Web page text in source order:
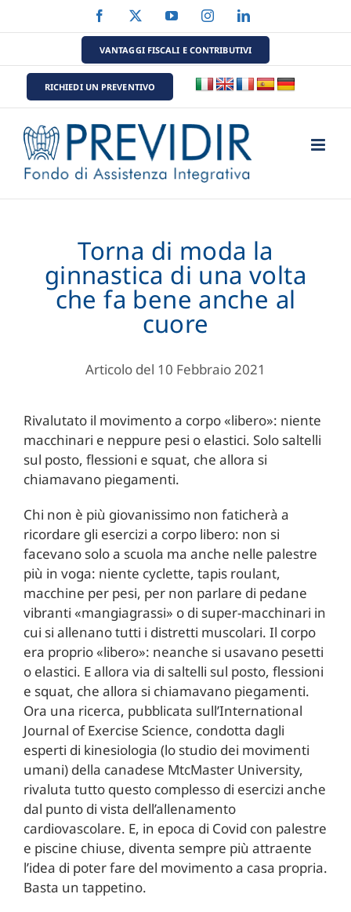
al
Facebook YouTubeInstagramLinkedIn
VANTAGGI FISCALI E CONTRIBUTIVI
RICHIEDI UN PREVENTIVO
Torna di moda la
ginnastica di una volta
che fa bene anche al
cuore
Articolo del 10 Febbraio 2021
Rivalutato il movimento a corpo «libero»: niente
macchinari e neppure pesi o elastici. Solo saltelli
sul posto, flessioni e squat, che allora si
chiamavano piegamenti.
Chi non è più giovanissimo non faticherà a
ricordare gli esercizi a corpo libero: non si
facevano solo a scuola ma anche nelle palestre
più in voga: niente cyclette, tapis roulant,
macchine per pesi, per non parlare di pedane
vibranti «mangiagrassi» o di super-macchinari in
cui si allenano tutti i distretti muscolari. Il corpo
era proprio «libero»: neanche si usavano pesetti
o elastici. E allora via di saltelli sul posto, flessioni
e squat, che allora si chiamavano piegamenti.
Ora una ricerca, pubblicata sull’International
Journal of Exercise Science, condotta dagli
esperti di kinesiologia (lo studio dei movimenti
umani) della canadese MtcMaster University,
rivaluta tutto questo complesso di esercizi anche
dal punto di vista dell’allenamento
cardiovascolare. E, in epoca di Covid con palestre
e piscine chiuse, diventa sempre più attraente
l’idea di poter fare del movimento a casa propria.
Basta un tappetino.